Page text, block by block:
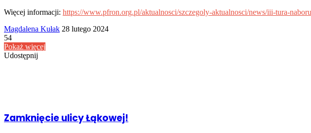
Więcej informacji: https://www.pfron.org.pl/aktualnosci/szczegoly-aktualnosci/news/iii-tura-
Magdalena Kułak Send
28 lutego 2024
54
Pokaż więcej
Udostępnij
Zamknięcie ulicy Łąkowej!